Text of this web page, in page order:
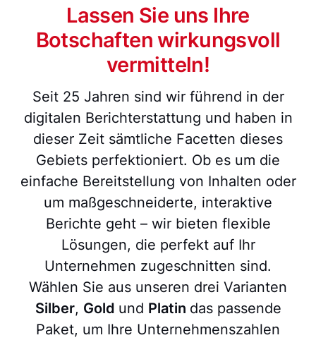
Lassen Sie uns Ihre
Botschaften wirkungsvoll
vermitteln!
Seit 25 Jahren sind wir führend in der
digitalen Berichterstattung und haben in
dieser Zeit sämtliche Facetten dieses
Gebiets perfektioniert. Ob es um die
einfache Bereitstellung von Inhalten oder
um maßgeschneiderte, interaktive
Berichte geht – wir bieten flexible
Lösungen, die perfekt auf Ihr
Unternehmen zugeschnitten sind.
Wählen Sie aus unseren drei Varianten
Silber, Gold und Platin das passende
Paket, um Ihre Unternehmenszahlen